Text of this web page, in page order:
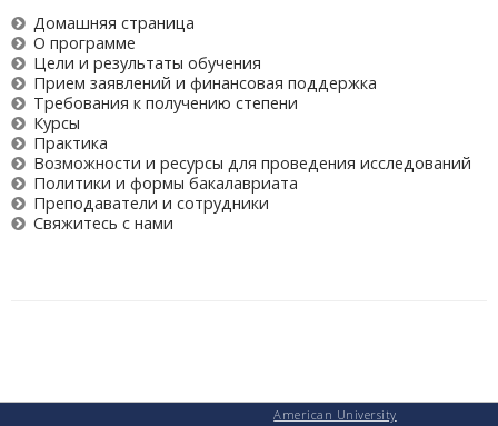
Домашняя страница
О программе
Цели и результаты обучения
Прием заявлений и финансовая поддержка
Требования к получению степени
Курсы
Практика
Возможности и ресурсы для проведения исследований
Политики и формы бакалавриата
Преподаватели и сотрудники
Свяжитесь с нами
American University